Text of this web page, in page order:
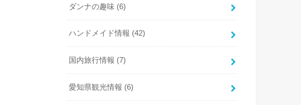
ダンナの趣味 (6)
ハンドメイド情報 (42)
国内旅行情報 (7)
愛知県観光情報 (6)